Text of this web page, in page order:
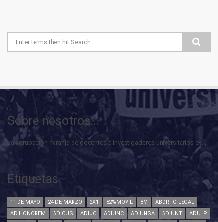
Formulario de búsqueda
Sobre nosotros...
La agrupación naranja de docentes e investigadores universitarios es...
Etiquetas
1° DE MAYO 24 DE MARZO 2X1 82%MOVIL 8M
ABORTO LEGAL
AD HONOREM
ADICUS ADIUC ADIUNC ADIUNSA ADIUNT ADULP